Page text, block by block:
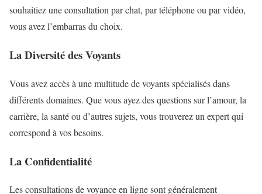
souhaitiez une consultation par chat, par téléphone ou par vidéo,
vous avez l’embarras du choix.
La Diversité des Voyants
Vous avez accès à une multitude de voyants spécialisés dans
différents domaines. Que vous ayez des questions sur l’amour, la
carrière, la santé ou d’autres sujets, vous trouverez un expert qui
correspond à vos besoins.
La Confidentialité
Les consultations de voyance en ligne sont généralement